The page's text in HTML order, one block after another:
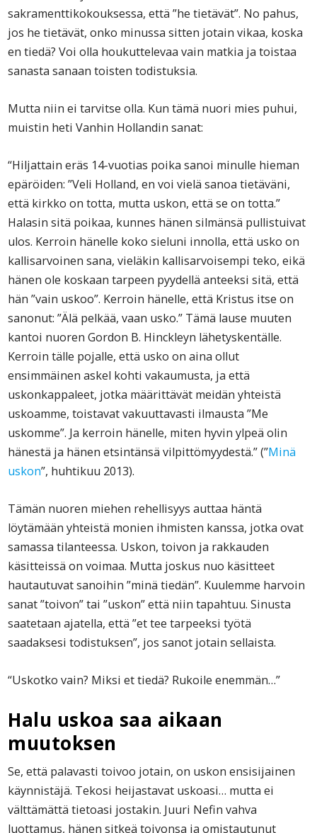
sakramenttikokouksessa, että ”he tietävät”. No pahus,
jos he tietävät, onko minussa sitten jotain vikaa, koska
en tiedä? Voi olla houkuttelevaa vain matkia ja toistaa
sanasta sanaan toisten todistuksia.
Mutta niin ei tarvitse olla. Kun tämä nuori mies puhui,
muistin heti Vanhin Hollandin sanat:
“Hiljattain eräs 14-vuotias poika sanoi minulle hieman
epäröiden: ”Veli Holland, en voi vielä sanoa tietäväni,
että kirkko on totta, mutta uskon, että se on totta.”
Halasin sitä poikaa, kunnes hänen silmänsä pullistuivat
ulos. Kerroin hänelle koko sieluni innolla, että usko on
kallisarvoinen sana, vieläkin kallisarvoisempi teko, eikä
hänen ole koskaan tarpeen pyydellä anteeksi sitä, että
hän ”vain uskoo”. Kerroin hänelle, että Kristus itse on
sanonut: ”Älä pelkää, vaan usko.” Tämä lause muuten
kantoi nuoren Gordon B. Hinckleyn lähetyskentälle.
Kerroin tälle pojalle, että usko on aina ollut
ensimmäinen askel kohti vakaumusta, ja että
uskonkappaleet, jotka määrittävät meidän yhteistä
uskoamme, toistavat vakuuttavasti ilmausta ”Me
uskomme”. Ja kerroin hänelle, miten hyvin ylpeä olin
hänestä ja hänen etsintänsä vilpittömyydestä.” (”Minä
uskon”, huhtikuu 2013).
Tämän nuoren miehen rehellisyys auttaa häntä
löytämään yhteistä monien ihmisten kanssa, jotka ovat
samassa tilanteessa. Uskon, toivon ja rakkauden
käsitteissä on voimaa. Mutta joskus nuo käsitteet
hautautuvat sanoihin ”minä tiedän”. Kuulemme harvoin
sanat ”toivon” tai ”uskon” että niin tapahtuu. Sinusta
saatetaan ajatella, että ”et tee tarpeeksi työtä
saadaksesi todistuksen”, jos sanot jotain sellaista.
“Uskotko vain? Miksi et tiedä? Rukoile enemmän…”
Halu uskoa saa aikaan
muutoksen
Se, että palavasti toivoo jotain, on uskon ensisijainen
käynnistäjä. Tekosi heijastavat uskoasi… mutta ei
välttämättä tietoasi jostakin. Juuri Nefin vahva
luottamus, hänen sitkeä toivonsa ja omistautunut